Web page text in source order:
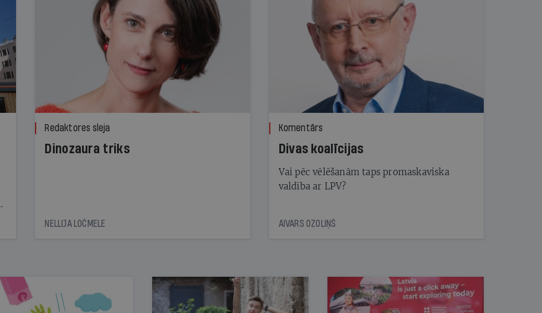
Redaktores sleja
Dinozaura triks
NELLIJA LOČMELE
Komentārs
Divas koalīcijas
Vai pēc vēlēšanām taps promaskaviska
valdība ar LPV?
AIVARS OZOLIŅŠ